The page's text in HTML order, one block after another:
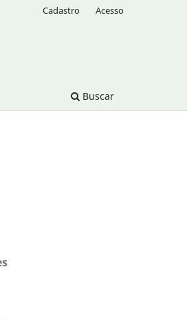
Buscar
Cadastro Acesso